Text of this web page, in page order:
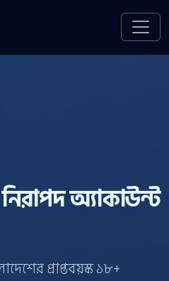
অ্যাকাউন্ট
প্রাপ্তবয়স্ক ১৮+